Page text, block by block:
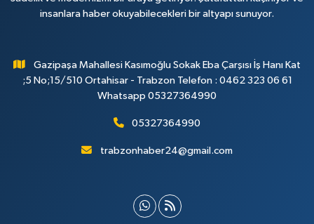
insanlara haber okuyabilecekleri bir altyapı sunuyor.
Gazipaşa Mahallesi Kasımoğlu Sokak Eba Çarşısı İş Hanı Kat
;5 No;15/510 Ortahisar - Trabzon Telefon : 0462 323 06 61
Whatsapp 05327364990
05327364990
trabzonhaber24@gmail.com